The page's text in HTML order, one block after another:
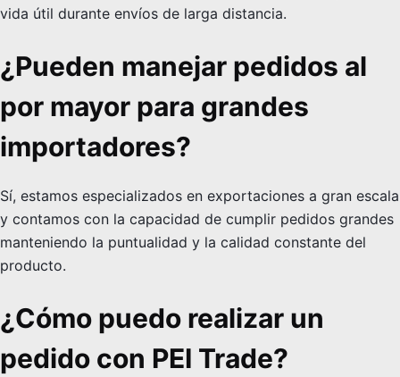
vida útil durante envíos de larga distancia.
¿Pueden manejar pedidos al
por mayor para grandes
importadores?
Sí, estamos especializados en exportaciones a gran escala
y contamos con la capacidad de cumplir pedidos grandes
manteniendo la puntualidad y la calidad constante del
producto.
¿Cómo puedo realizar un
pedido con PEI Trade?